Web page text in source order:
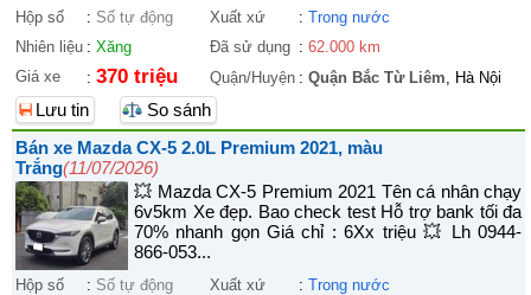
Hộp số : Số tự động Xuất xứ : Trong nước
Nhiên liệu : Xăng Đã sử dụng : 62.000 km
Giá xe
: 370 triệu Quận/Huyện : Quận Bắc Từ Liêm, Hà Nội
Lưu tin
So sánh
Bán xe Mazda CX-5 2.0L Premium 2021, màu
Trắng(11/07/2026)
💥 Mazda CX-5 Premium 2021 Tên cá nhân chạy
6v5km Xe đẹp. Bao check test Hỗ trợ bank tối đa
70% nhanh gọn Giá chỉ : 6Xx triệu 💥 Lh 0944-
866-053...
Hộp số : Số tự động Xuất xứ : Trong nước